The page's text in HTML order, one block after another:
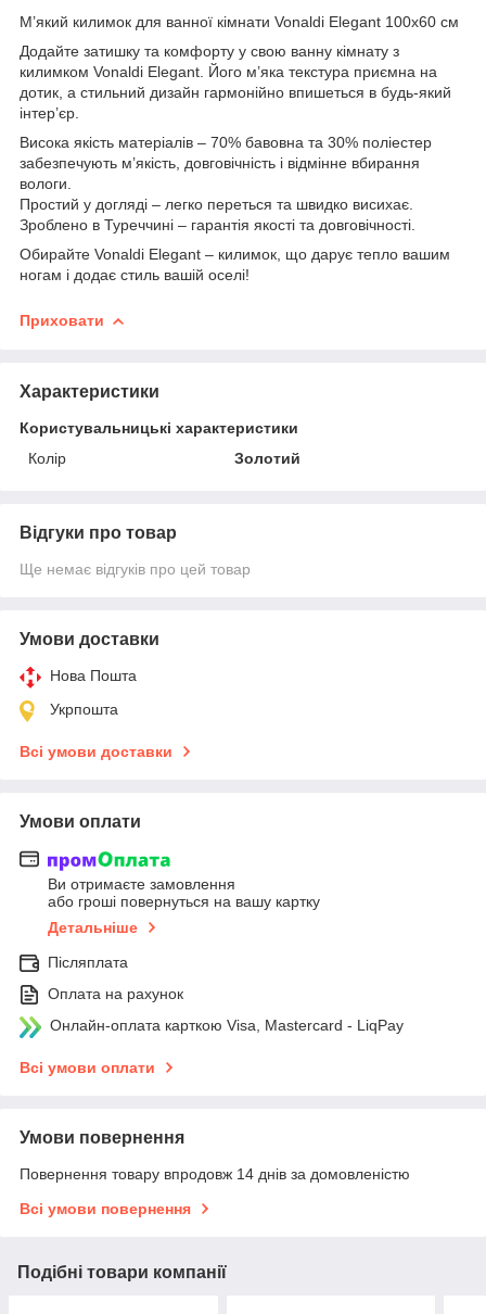
М’який килимок для ванної кімнати Vonaldi Elegant 100x60 см
Додайте затишку та комфорту у свою ванну кімнату з
килимком Vonaldi Elegant. Його м’яка текстура приємна на
дотик, а стильний дизайн гармонійно впишеться в будь-який
інтер’єр.
Висока якість матеріалів – 70% бавовна та 30% поліестер
забезпечують м’якість, довговічність і відмінне вбирання
вологи.
Простий у догляді – легко переться та швидко висихає.
Зроблено в Туреччині – гарантія якості та довговічності.
Обирайте Vonaldi Elegant – килимок, що дарує тепло вашим
ногам і додає стиль вашій оселі!
Приховати
Характеристики
Користувальницькі характеристики
Колір
Золотий
Відгуки про товар
Ще немає відгуків про цей товар
Умови доставки
Нова Пошта
Укрпошта
Всі умови доставки
Умови оплати
Ви отримаєте замовлення
або гроші повернуться на вашу картку
Детальніше
Післяплата
Оплата на рахунок
Онлайн-оплата карткою Visa, Mastercard - LiqPay
Всі умови оплати
Умови повернення
Повернення товару впродовж 14 днів за домовленістю
Всі умови повернення
Подібні товари компанії